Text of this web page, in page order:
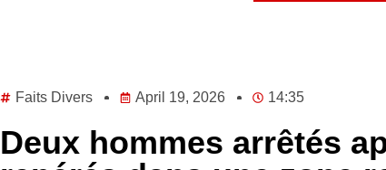
Faits Divers April 19, 2026 14:35
Deux hommes arrêtés